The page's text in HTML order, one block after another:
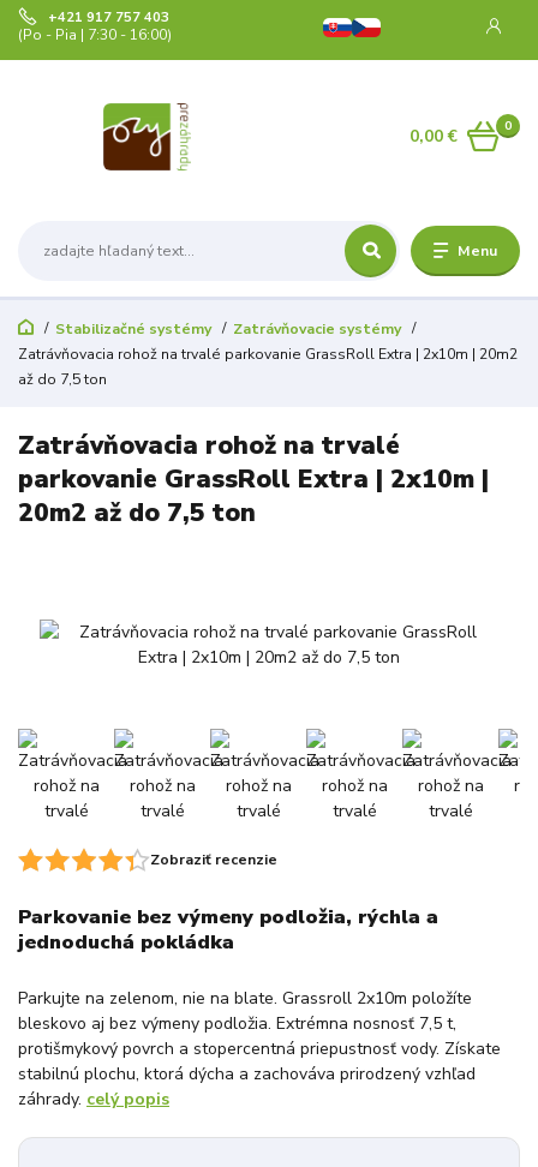
Menu
+421 917 757 403
(Po - Pia | 7:30 - 16:00)
0
0,00 €
Stabilizačné systémy
Zatrávňovacie systémy
Zatrávňovacia rohož na trvalé parkovanie GrassRoll Extra | 2x10m | 20m2
až do 7,5 ton
Zatrávňovacia rohož na trvalé
parkovanie GrassRoll Extra | 2x10m |
20m2 až do 7,5 ton
Zobraziť recenzie
Parkovanie bez výmeny podložia, rýchla a
jednoduchá pokládka
Parkujte na zelenom, nie na blate. Grassroll 2x10m položíte
bleskovo aj bez výmeny podložia. Extrémna nosnosť 7,5 t,
protišmykový povrch a stopercentná priepustnosť vody. Získate
stabilnú plochu, ktorá dýcha a zachováva prirodzený vzhľad
záhrady. celý popis